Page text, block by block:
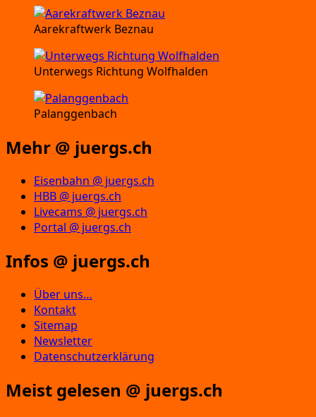
Aarekraftwerk Beznau
Unterwegs Richtung Wolfhalden
Palanggenbach
Mehr @ juergs.ch
Eisenbahn @ juergs.ch
HBB @ juergs.ch
Livecams @ juergs.ch
Portal @ juergs.ch
Infos @ juergs.ch
Über uns…
Kontakt
Sitemap
Newsletter
Datenschutzerklärung
Meist gelesen @ juergs.ch